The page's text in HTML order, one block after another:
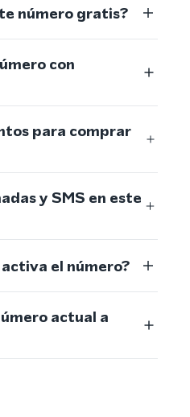
número gratis?
con
para comprar
y SMS en este
el número?
actual a